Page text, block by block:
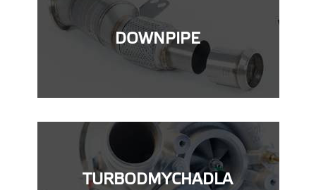
DOWNPIPE
TURBODMYCHADLA